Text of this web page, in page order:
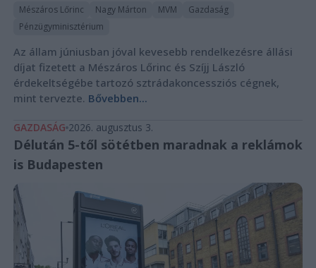
Mészáros Lőrinc Nagy Márton MVM
Gazdaság
Pénzügyminisztérium
Az állam júniusban jóval kevesebb rendelkezésre állási
díjat fizetett a Mészáros Lőrinc és Szíjj László
érdekeltségébe tartozó sztrádakoncessziós cégnek,
mint tervezte. Bővebben...
GAZDASÁG 2026. augusztus 3.
Délután 5-től sötétben maradnak a reklámok
is Budapesten